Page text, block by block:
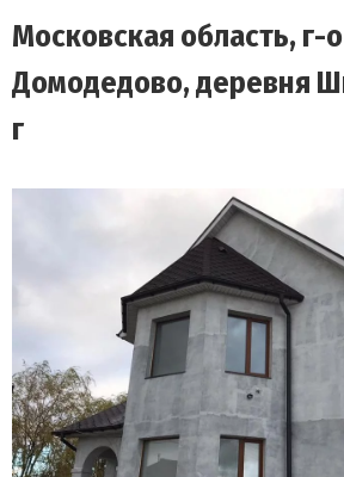
Московская область, г-о
Домодедово, деревня
г